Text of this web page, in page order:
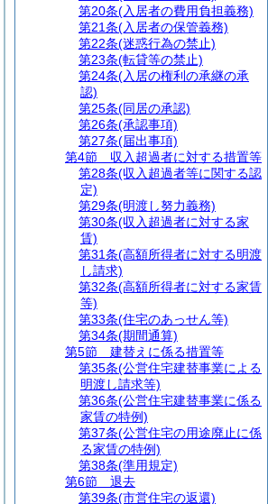
第20条(入居者の費用負担義務)
第21条(入居者の保管義務)
第22条(迷惑行為の禁止)
第23条(転貸等の禁止)
第24条(入居の権利の承継の承
認)
第25条(同居の承認)
第26条(承認事項)
第27条(届出事項)
第4節
収入超過者に対する措置等
第28条(収入超過者等に関する認
定)
第29条(明渡し努力義務)
第30条(収入超過者に対する家
賃)
第31条(高額所得者に対する明渡
し請求)
第32条(高額所得者に対する家賃
等)
第33条(住宅のあっせん等)
第34条(期間通算)
第5節
建替えに係る措置等
第35条(公営住宅建替事業による
明渡し請求等)
第36条(公営住宅建替事業に係る
家賃の特例)
第37条(公営住宅の用途廃止に係
る家賃の特例)
第38条(準用規定)
第6節
退去
第39条(市営住宅の返還)